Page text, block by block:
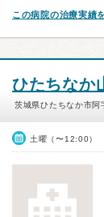
この病院の治療実績
ひたちなか
茨城県ひたちなか市阿
土曜（〜12:00）